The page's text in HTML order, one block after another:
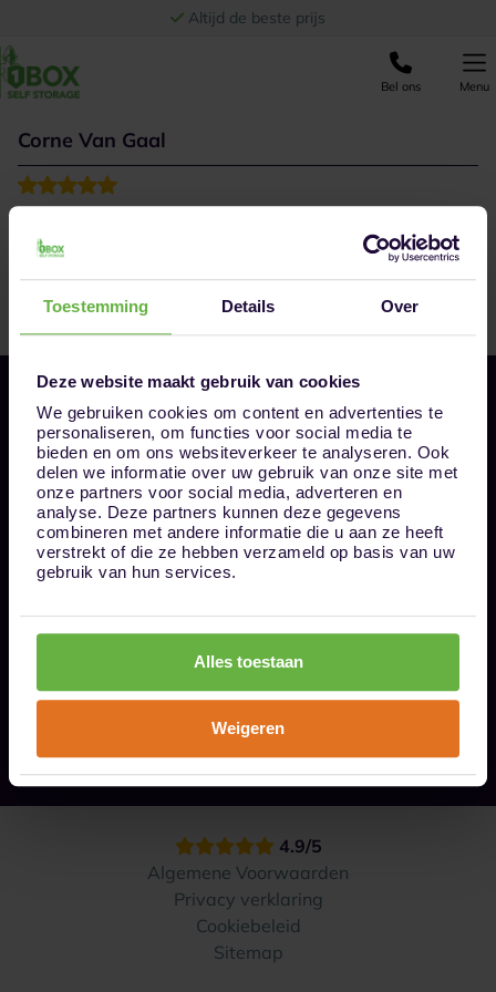
Toestemming Details Over
Deze website maakt gebruik van cookies
We gebruiken cookies om content en advertenties te
personaliseren, om functies voor social media te
bieden en om ons websiteverkeer te analyseren. Ook
delen we informatie over uw gebruik van onze site met
onze partners voor social media, adverteren en
analyse. Deze partners kunnen deze gegevens
combineren met andere informatie die u aan ze heeft
verstrekt of die ze hebben verzameld op basis van uw
gebruik van hun services.
Alles toestaan
Weigeren
Altijd de beste prijs
Bel ons Menu
Corne Van Gaal
Bel ons op 085 - 0161611
info@1box.nl
Volg ons
Onze opslaglocaties
Hoe werkt het?
4.9/5
Algemene Voorwaarden
Privacy verklaring
Cookiebeleid
Sitemap